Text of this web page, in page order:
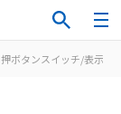
押ボタンスイッチ/表示灯